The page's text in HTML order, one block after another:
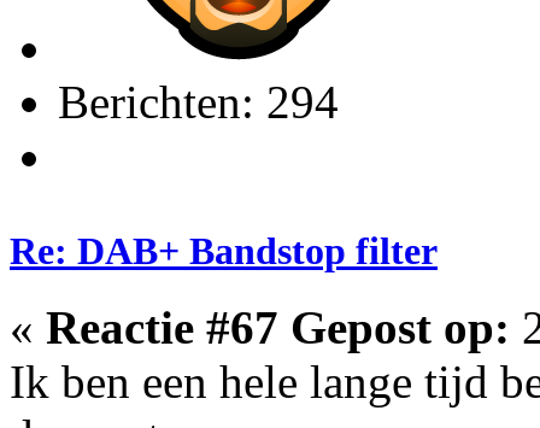
Berichten: 294
Re: DAB+ Bandstop filter
« Reactie #67 Gepost op:
Ik ben een hele lange tijd